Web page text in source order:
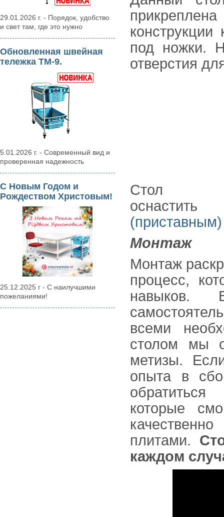
29.01.2026 г. - Порядок, удобство
и свет там, где это нужно
Обновленная швейная
тележка ТМ-9.
5.01.2026 г. - Современный вид и
проверенная надежность
С Новым Годом и
Рождеством Христовым!
25.12.2025 г - С наилучшими
пожеланиями!
конструкции
под ножки.
отверстия
Стол
(приставным)
Монтаж
Монтаж
процесс,
навыков.
всеми
столом мы
метизы.
опыта в
которые
плитами.
каждом